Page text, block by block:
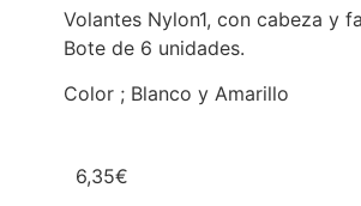
Volantes Nylon1, con cabeza y
Bote de 6 unidades.
Color ; Blanco y Amarillo
6,35€